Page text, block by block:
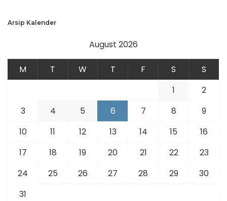
Arsip Kalender
August 2026
M T W T F S
S
1
2
3
4 5 6 7 8
9
10
11 12 13 14 15
16
17
18 19 20 21 22
23
24
25 26 27 28 29
30
31